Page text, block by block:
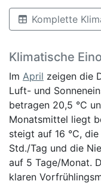
Komplette
Klimatische
Im April zeigen die
Luft- und
betragen 20,5 °C
Monatsmittel liegt
steigt auf 16 °C,
Std./Tag und die
auf 5 Tage/Monat.
klaren